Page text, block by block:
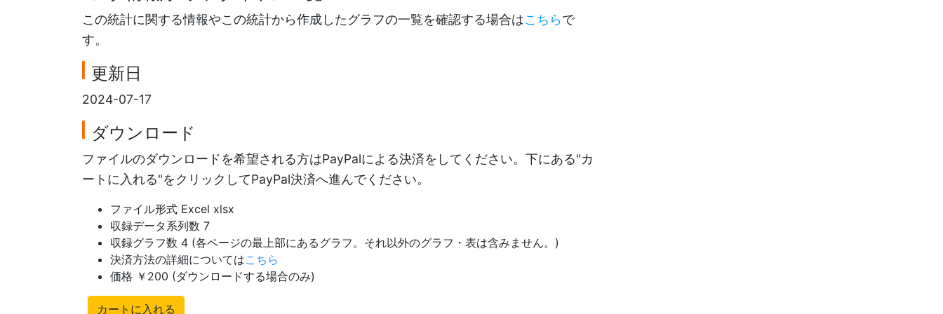
この統計に関する情報やこの統計から作成したグラフの一覧を確認する場合はこちらで
す。
更新日
2024-07-17
ダウンロード
ファイルのダウンロードを希望される方はPayPalによる決済をしてください。下にある"カ
ートに入れる"をクリックしてPayPal決済へ進んでください。
ファイル形式 Excel xlsx
収録データ系列数 7
収録グラフ数 4 (各ページの最上部にあるグラフ。それ以外のグラフ・表は含みません。)
決済方法の詳細についてはこちら
価格 ￥200 (ダウンロードする場合のみ)
カートに入れる